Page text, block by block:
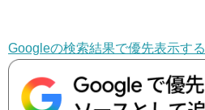
Googleの検索結果で優先表示する